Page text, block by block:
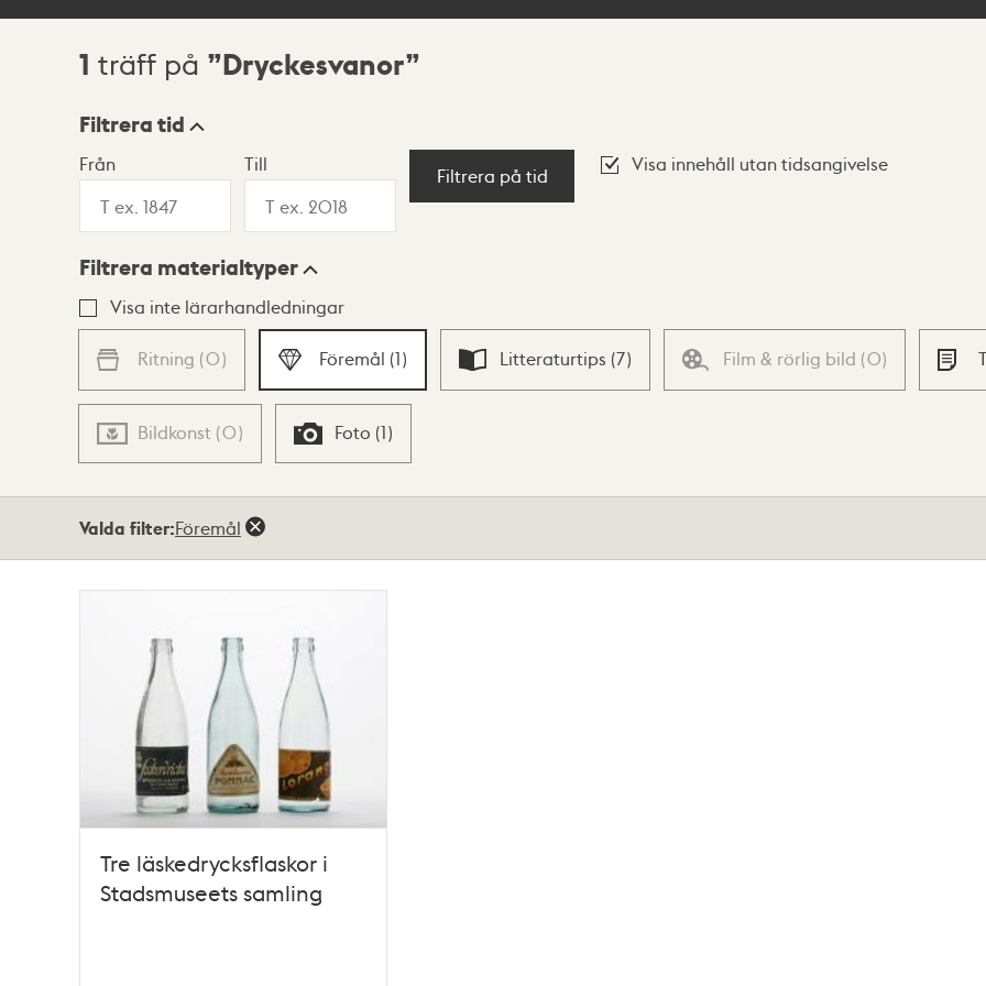
Sökresultat
1 träff på Dryckesvanor
Visningsläge
Lista Karta
Filtrera tid
Från Till
Filtrera på tid
Visa innehåll utan tidsangivelse
Filtrera materialtyper
Visa inte lärarhandledningar
Ritning (0) Föremål (1) Litteraturtips (7) Film & rörlig bild (0)
Bildkonst (0) Foto (1)
Valda filter:Föremål
Tre läskedrycksflaskor i
Stadsmuseets samling